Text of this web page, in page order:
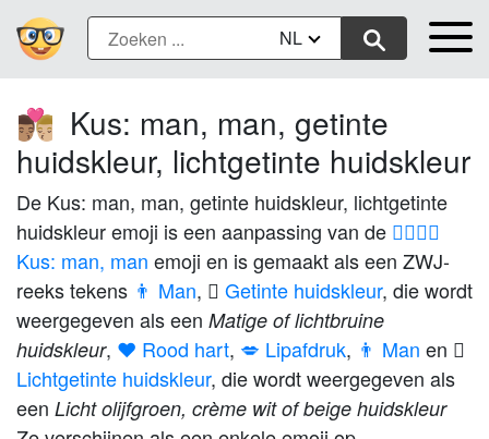
NL
👨🏽‍❤️‍💋‍👨🏼 Kus: man, man, getinte
huidskleur, lichtgetinte huidskleur
De Kus: man, man, getinte huidskleur, lichtgetinte
huidskleur emoji is een aanpassing van de 👨‍❤️‍💋‍👨
Kus: man, man emoji en is gemaakt als een ZWJ-
reeks tekens 👨 Man, 🏽 Getinte huidskleur, die wordt
weergegeven als een Matige of lichtbruine
huidskleur, ❤️ Rood hart, 💋 Lipafdruk, 👨 Man en
Lichtgetinte huidskleur, die wordt weergegeven als
een Licht olijfgroen, crème wit of beige huidskleur